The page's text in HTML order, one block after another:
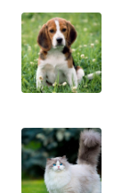
INDEKS
BERITA
KONTAK
KAMI
INFO
IKLAN